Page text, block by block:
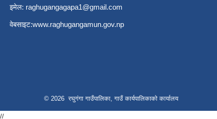
इमेल: raghugangagapa1@gmail.com
वेबसाइट:www.raghugangamun.gov.np
© 2026 रघुगंगा गाउँपालिका, गाउँ कार्यपालिकाको कार्यालय
//